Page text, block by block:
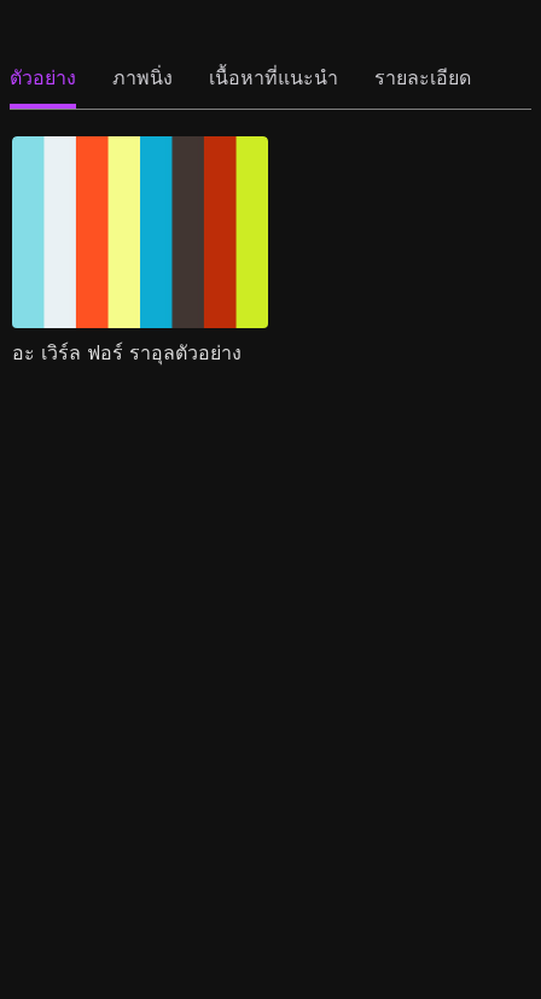
ตัวอย่าง ภาพนิ่ง เนื้อหาที่แนะนำ รายละเอียด
อะ เวิร์ล ฟอร์ ราอุลตัวอย่าง